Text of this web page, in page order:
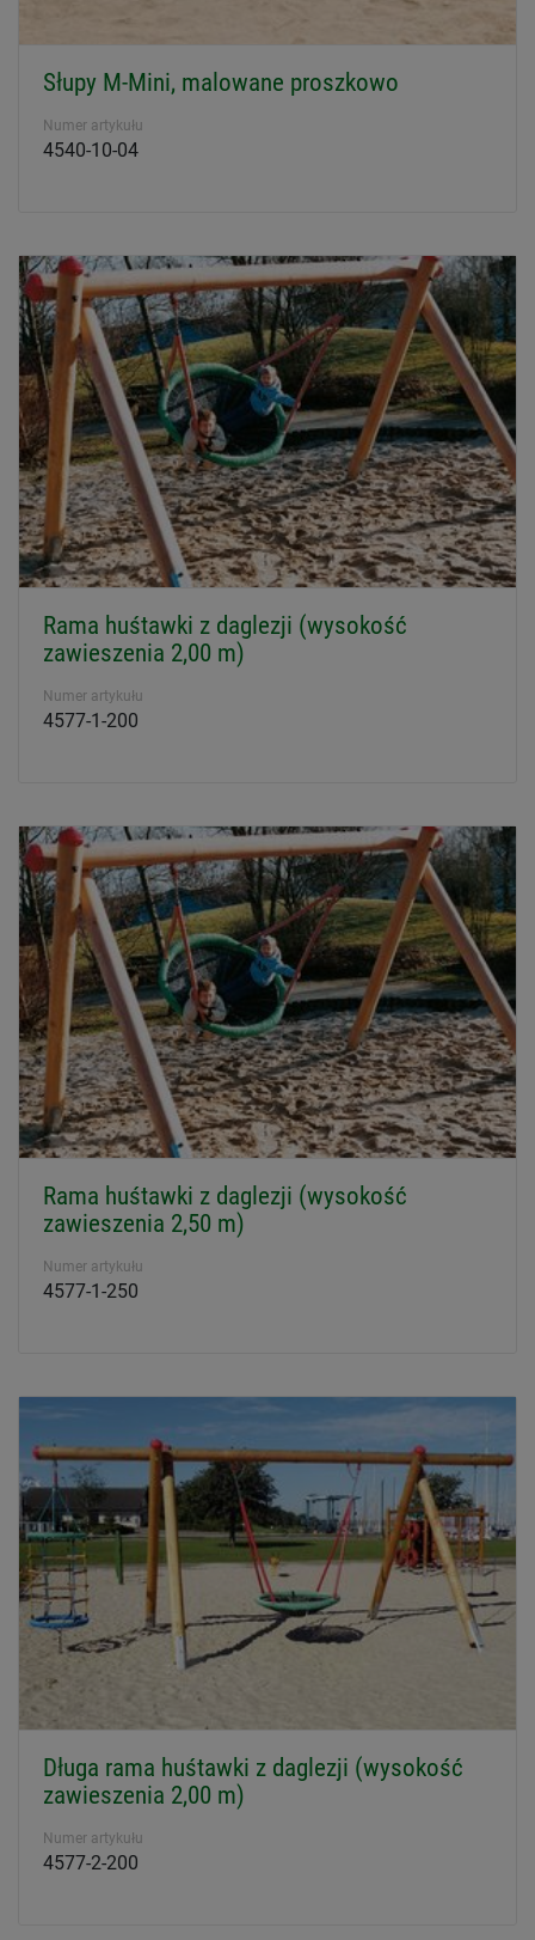
Słupy M-Mini, malowane proszkowo
Numer artykułu
4540-10-04
Rama huśtawki z daglezji (wysokość
zawieszenia 2,00 m)
Numer artykułu
4577-1-200
Rama huśtawki z daglezji (wysokość
zawieszenia 2,50 m)
Numer artykułu
4577-1-250
Długa rama huśtawki z daglezji (wysokość
zawieszenia 2,00 m)
Numer artykułu
4577-2-200